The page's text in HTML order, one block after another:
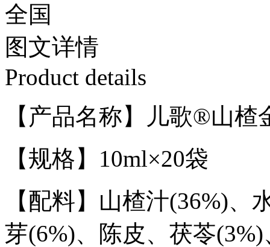
全国
图文详情
Product details
【产品名称】儿歌®山楂
【规格】10ml×20袋
【配料】山楂汁(36%)
芽(6%)、陈皮、茯苓